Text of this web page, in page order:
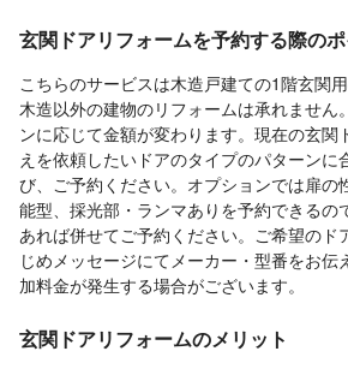
玄関ドアリフォームを予約する際の
こちらのサービスは木造戸建ての1階玄関
木造以外の建物のリフォームは承れません
ンに応じて金額が変わります。現在の玄関
えを依頼したいドアのタイプのパターンに
び、ご予約ください。オプションでは扉の
能型、採光部・ランマありを予約できるの
あれば併せてご予約ください。ご希望のド
じめメッセージにてメーカー・型番をお伝
加料金が発生する場合がございます。
玄関ドアリフォームのメリット